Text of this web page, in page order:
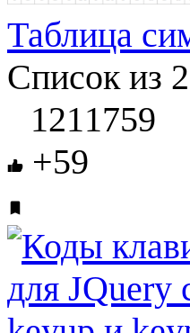
Таблица
Список из
1211759
+59